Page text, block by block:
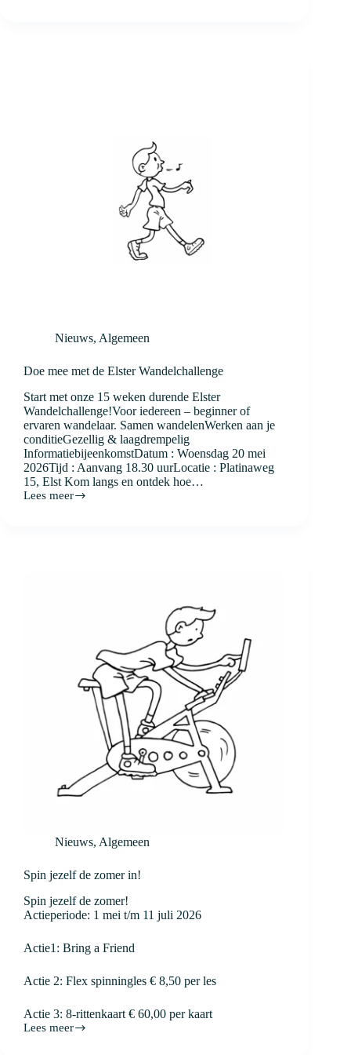
Nieuws, Algemeen
Doe mee met de Elster Wandelchallenge
Start met onze 15 weken durende Elster
Wandelchallenge!Voor iedereen – beginner of
ervaren wandelaar. Samen wandelenWerken aan je
conditieGezellig & laagdrempelig
InformatiebijeenkomstDatum : Woensdag 20 mei
2026Tijd : Aanvang 18.30 uurLocatie : Platinaweg
15, Elst Kom langs en ontdek hoe…
Lees meer
Doe
Nieuws, Algemeen
Spin jezelf de zomer in!
Spin jezelf de zomer!
Actieperiode: 1 mei t/m 11 juli 2026
Actie1: Bring a Friend
Actie 2: Flex spinningles € 8,50 per les
Actie 3: 8-rittenkaart € 60,00 per kaart
Lees meer
Spin